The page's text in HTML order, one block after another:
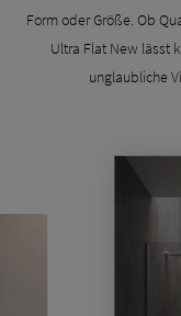
Form oder Größe. Ob
Ultra Flat New lässt
unglaubliche